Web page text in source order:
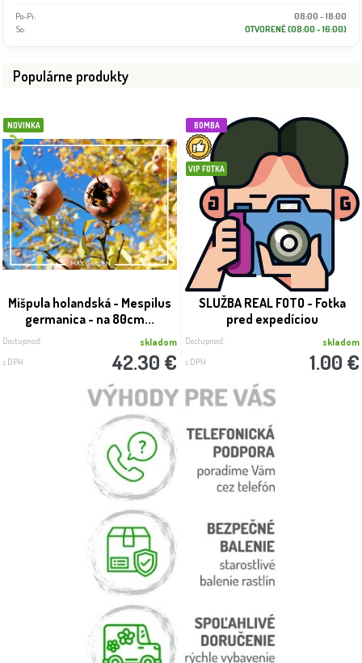
Po-Pi:
08:00 - 18:00
So:
OTVORENÉ (08:00 - 16:00)
Populárne produkty
NOVINKA
Mišpula holandská - Mespilus
germanica - na 80cm...
Dostupnosť: skladom
s DPH 42.30 €
BOMBA
VIP FOTKA
SLUŽBA REAL FOTO - Fotka
pred expedíciou
Dostupnosť: skladom
s DPH 1.00 €